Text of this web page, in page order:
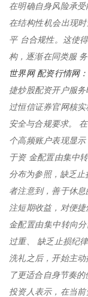
在明确自身风险承
在结构性机会出现
平 台合规性。这使
构，逐渐在同类服
世界网 配资行情网
捷炒股配资开户服
过恒信证券官网核
安全与合规要求。
个高频账户表现显
于资 金配置由集中
分布为参照，缺乏
者注意到，善于休
注短期收益，对便
金配置由集中转向
过重、 缺乏止损纪
洗礼之后，开始主
了更适合自身节奏
投资人表示，在当